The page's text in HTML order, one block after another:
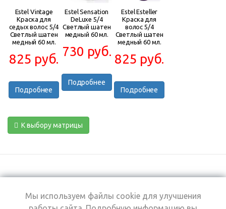
Estel Vintage
Краска для
седых волос 5/4
Светлый шатен
медный 60 мл.
825 руб.
Подробнее
Estel Sensation
DeLuxe 5/4
Светлый шатен
медный 60 мл.
730 руб.
Подробнее
Estel Esteller
Краска для
волос 5/4
Светлый шатен
медный 60 мл.
825 руб.
Подробнее
К выбору матрицы
+7 (495) 969-0950
Мы используем файлы cookie для улучшения